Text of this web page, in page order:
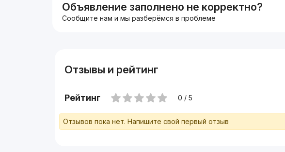
Объявление заполнено не корректно?
Сообщите нам и мы разберёмся в проблеме
Отзывы и рейтинг
Рейтинг 0 / 5
Отзывов пока нет. Напишите свой первый отзыв